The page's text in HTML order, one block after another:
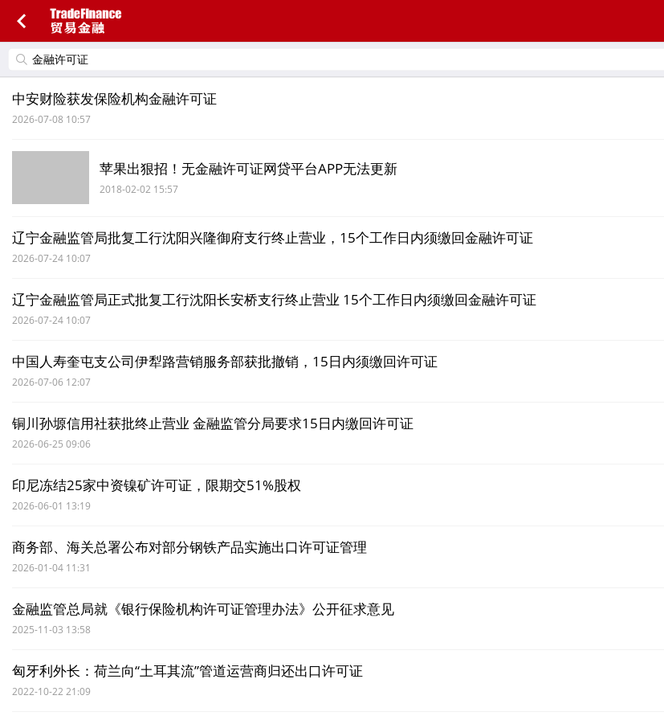
中安财险获发保险机构金融许可证
2026-07-08 10:57
苹果出狠招！无金融许可证网贷平台APP无法更新
2018-02-02 15:57
辽宁金融监管局批复工行沈阳兴隆御府支行终止营业，15个工作日内须缴回金融许可证
2026-07-24 10:07
辽宁金融监管局正式批复工行沈阳长安桥支行终止营业 15个工作日内须缴回金融许可证
2026-07-24 10:07
中国人寿奎屯支公司伊犁路营销服务部获批撤销，15日内须缴回许可证
2026-07-06 12:07
铜川孙塬信用社获批终止营业 金融监管分局要求15日内缴回许可证
2026-06-25 09:06
印尼冻结25家中资镍矿许可证，限期交51%股权
2026-06-01 13:19
商务部、海关总署公布对部分钢铁产品实施出口许可证管理
2026-01-04 11:31
金融监管总局就《银行保险机构许可证管理办法》公开征求意见
2025-11-03 13:58
匈牙利外长：荷兰向“土耳其流”管道运营商归还出口许可证
2022-10-22 21:09